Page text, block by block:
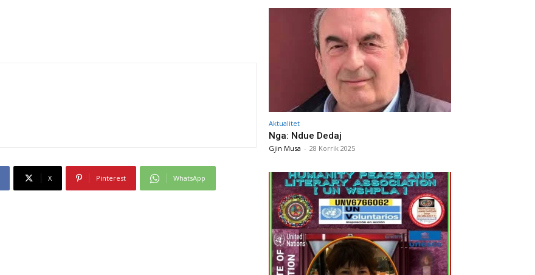
X Pinterest WhatsApp
Aktualitet
Nga: Ndue Dedaj
Gjin Musa - 28 Korrik 2025